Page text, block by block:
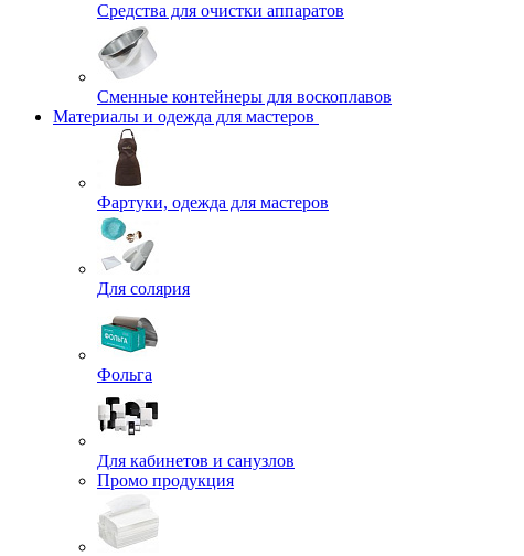
Средства для очистки аппаратов
Сменные контейнеры для воскоплавов
Материалы и одежда для мастеров
Фартуки, одежда для мастеров
Для солярия
Фольга
Для кабинетов и санузлов
Промо продукция